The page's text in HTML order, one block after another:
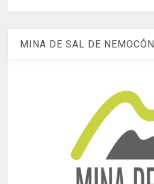
MINA DE SAL DE NEMOCÓN